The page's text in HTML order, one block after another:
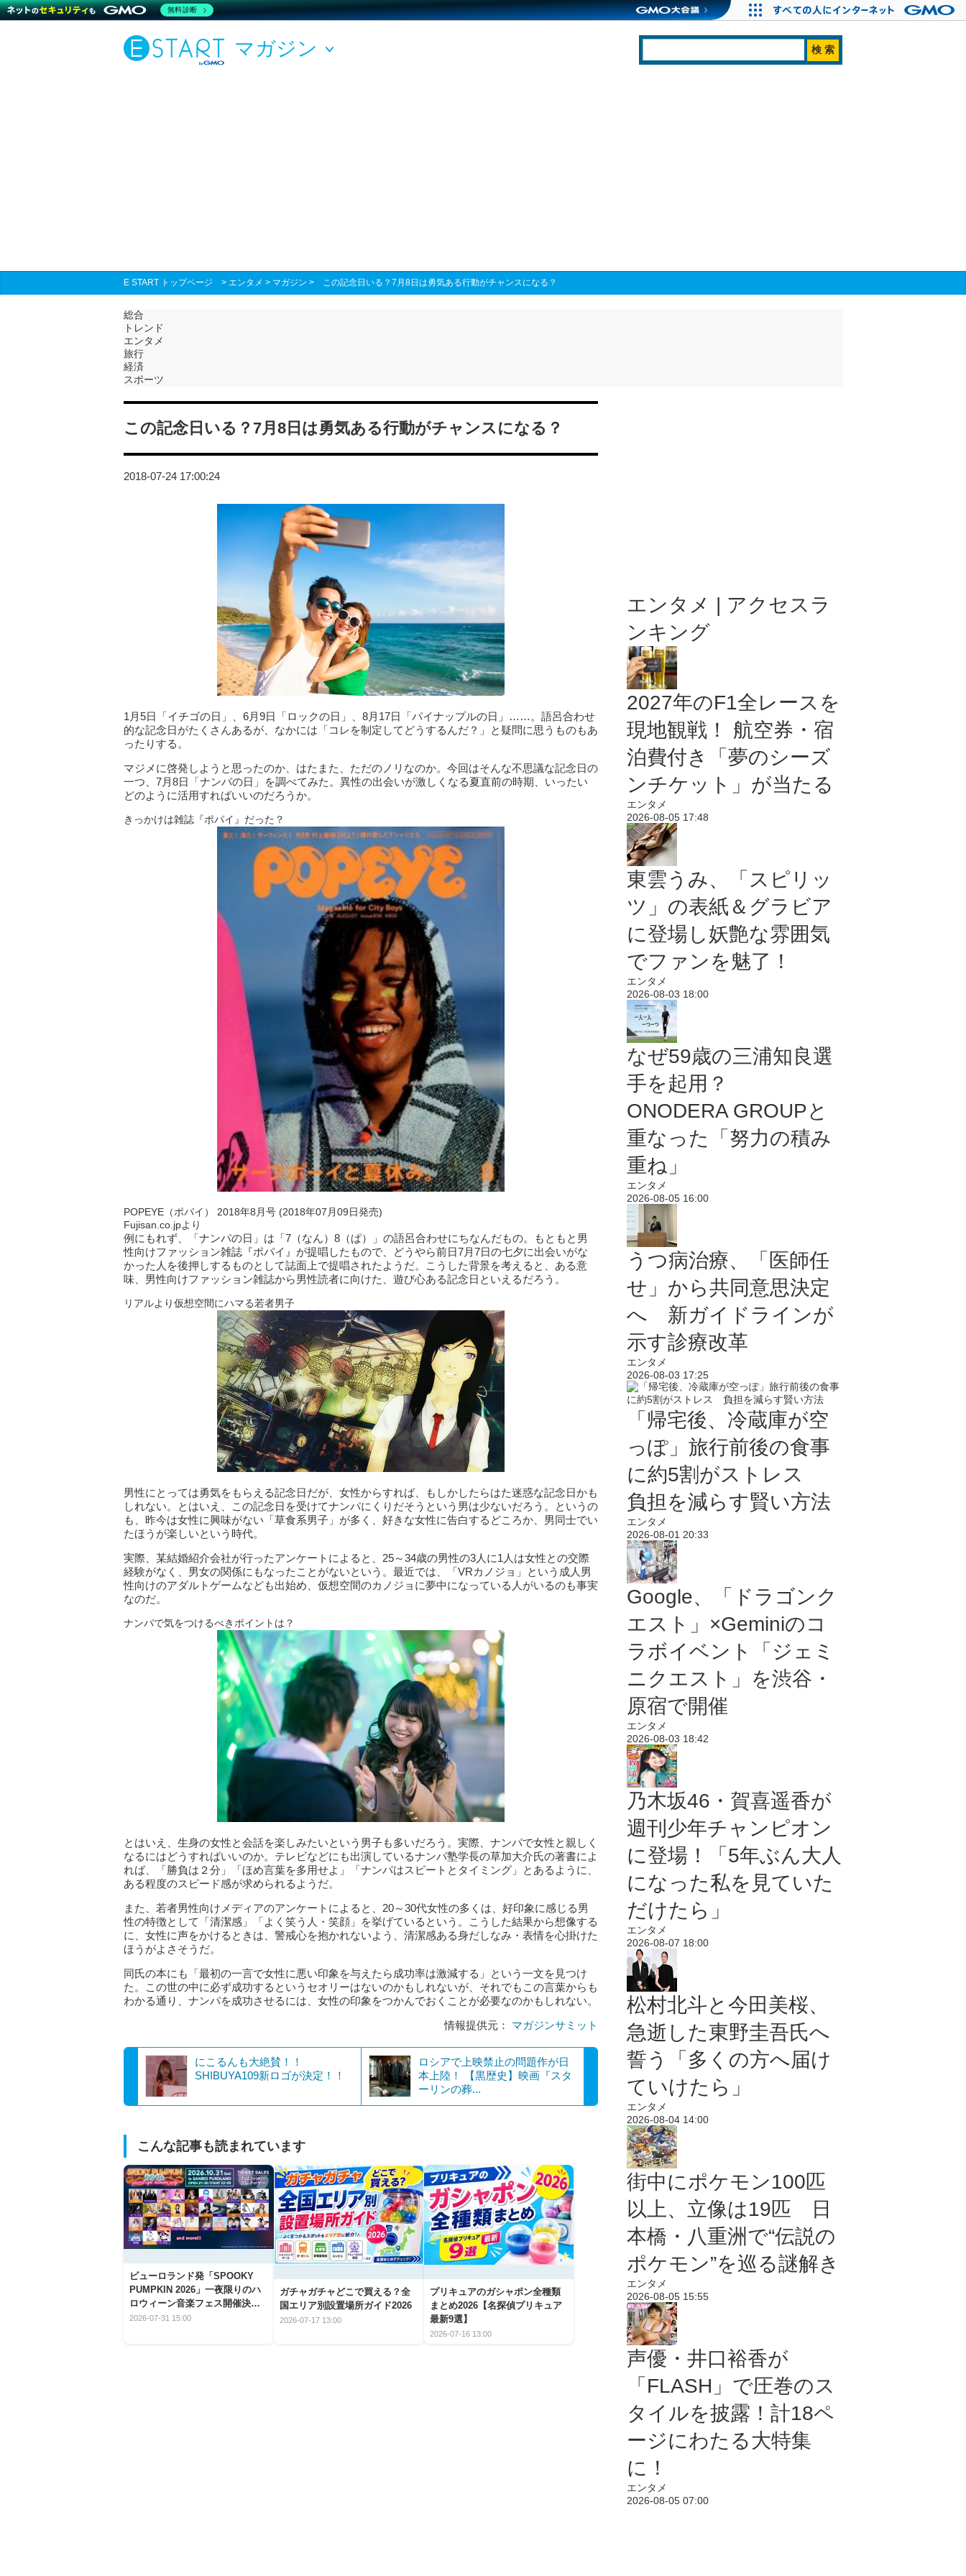
マガジン
E START トップページ > エンタメ > マガジン > この記念日いる？7月8日は勇気ある行動がチャンスになる？
総合
トレンド
エンタメ
旅行
経済
スポーツ
この記念日いる？7月8日は勇気ある行動がチャンスになる？
2018-07-24 17:00:24
1月5日「イチゴの日」、6月9日「ロックの日」、8月17日「パイナップルの日」……。語呂合わせ
的な記念日がたくさんあるが、なかには「コレを制定してどうするんだ？」と疑問に思うものもあ
ったりする。
マジメに啓発しようと思ったのか、はたまた、ただのノリなのか。今回はそんな不思議な記念日の
一つ、7月8日「ナンパの日」を調べてみた。異性の出会いが激しくなる夏直前の時期、いったい
どのように活用すればいいのだろうか。
きっかけは雑誌『ポパイ』だった？
POPEYE（ポパイ） 2018年8月号 (2018年07月09日発売)
Fujisan.co.jpより
例にもれず、「ナンパの日」は「7（なん）8（ぱ）」の語呂合わせにちなんだもの。もともと男
性向けファッション雑誌『ポパイ』が提唱したもので、どうやら前日7月7日の七夕に出会いがな
かった人を後押しするものとして誌面上で提唱されたようだ。こうした背景を考えると、ある意
味、男性向けファッション雑誌から男性読者に向けた、遊び心ある記念日といえるだろう。
リアルより仮想空間にハマる若者男子
男性にとっては勇気をもらえる記念日だが、女性からすれば、もしかしたらはた迷惑な記念日かも
しれない。とはいえ、この記念日を受けてナンパにくりだそうという男は少ないだろう。というの
も、昨今は女性に興味がない「草食系男子」が多く、好きな女性に告白するどころか、男同士でい
たほうが楽しいという時代。
実際、某結婚紹介会社が行ったアンケートによると、25～34歳の男性の3人に1人は女性との交際
経験がなく、男女の関係にもなったことがないという。最近では、「VRカノジョ」という成人男
性向けのアダルトゲームなども出始め、仮想空間のカノジョに夢中になっている人がいるのも事実
なのだ。
ナンパで気をつけるべきポイントは？
とはいえ、生身の女性と会話を楽しみたいという男子も多いだろう。実際、ナンパで女性と親しく
なるにはどうすればいいのか。テレビなどにも出演しているナンパ塾学長の草加大介氏の著書によ
れば、「勝負は２分」「ほめ言葉を多用せよ」「ナンパはスピートとタイミング」とあるように、
ある程度のスピード感が求められるようだ。
また、若者男性向けメディアのアンケートによると、20～30代女性の多くは、好印象に感じる男
性の特徴として「清潔感」「よく笑う人・笑顔」を挙げているという。こうした結果から想像する
に、女性に声をかけるときは、警戒心を抱かれないよう、清潔感ある身だしなみ・表情を心掛けた
ほうがよさそうだ。
同氏の本にも「最初の一言で女性に悪い印象を与えたら成功率は激減する」という一文を見つけ
た。この世の中に必ず成功するというセオリーはないのかもしれないが、それでもこの言葉からも
わかる通り、ナンパを成功させるには、女性の印象をつかんでおくことが必要なのかもしれない。
情報提供元： マガジンサミット
にこるんも大絶賛！！
SHIBUYA109新ロゴが決定！！
ロシアで上映禁止の問題作が日
本上陸！ 【黒歴史】映画『スタ
ーリンの葬...
こんな記事も読まれています
ピューロランド発「SPOOKY
PUMPKIN 2026」一夜限りのハ
ロウィーン音楽フェス開催決
定！
2026-07-31 15:00
ガチャガチャどこで買える？全
国エリア別設置場所ガイド2026
2026-07-17 13:00
プリキュアのガシャポン全種類
まとめ2026【名探偵プリキュア
最新9選】
2026-07-16 13:00
エンタメ | アクセスラ
ンキング
2027年のF1全レースを
現地観戦！ 航空券・宿
泊費付き「夢のシーズ
ンチケット」が当たる
エンタメ
2026-08-05 17:48
東雲うみ、「スピリッ
ツ」の表紙＆グラビア
に登場し妖艶な雰囲気
でファンを魅了！
エンタメ
2026-08-03 18:00
なぜ59歳の三浦知良選
手を起用？
ONODERA GROUPと
重なった「努力の積み
重ね」
エンタメ
2026-08-05 16:00
うつ病治療、「医師任
せ」から共同意思決定
へ 新ガイドラインが
示す診療改革
エンタメ
2026-08-03 17:25
「帰宅後、冷蔵庫が空
っぽ」旅行前後の食事
に約5割がストレス
負担を減らす賢い方法
エンタメ
2026-08-01 20:33
Google、「ドラゴンク
エスト」×Geminiのコ
ラボイベント「ジェミ
ニクエスト」を渋谷・
原宿で開催
エンタメ
2026-08-03 18:42
乃木坂46・賀喜遥香が
週刊少年チャンピオン
に登場！「5年ぶん大人
になった私を見ていた
だけたら」
エンタメ
2026-08-07 18:00
松村北斗と今田美桜、
急逝した東野圭吾氏へ
誓う「多くの方へ届け
ていけたら」
エンタメ
2026-08-04 14:00
街中にポケモン100匹
以上、立像は19匹 日
本橋・八重洲で“伝説の
ポケモン”を巡る謎解き
エンタメ
2026-08-05 15:55
声優・井口裕香が
「FLASH」で圧巻のス
タイルを披露！計18ペ
ージにわたる大特集
に！
エンタメ
2026-08-05 07:00
無料診断